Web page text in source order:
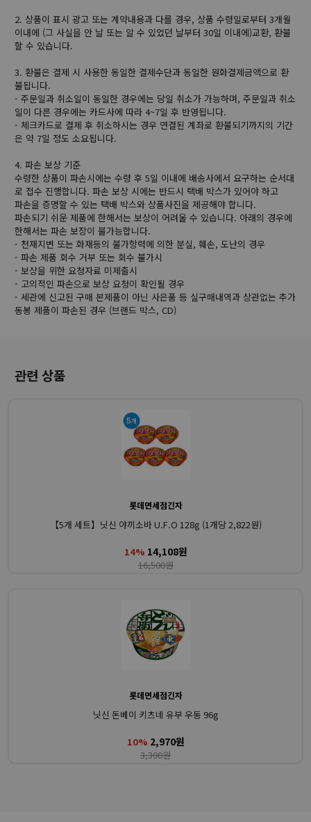
2. 상품이 표시 광고 또는 계약내용과 다를 경우, 상품 수령일로부터 3개월
이내에 (그 사실을 안 날 또는 알 수 있었던 날부터 30일 이내에)교환, 환불
할 수 있습니다.
3. 환불은 결제 시 사용한 동일한 결제수단과 동일한 원화결제금액으로 환
불됩니다.
- 주문일과 취소일이 동일한 경우에는 당일 취소가 가능하며, 주문일과 취소
일이 다른 경우에는 카드사에 따라 4~7일 후 반영됩니다.
- 체크카드로 결제 후 취소하시는 경우 연결된 계좌로 환불되기까지의 기간
은 약 7일 정도 소요됩니다.
4. 파손 보상 기준
수령한 상품이 파손시에는 수령 후 5일 이내에 배송사에서 요구하는 순서대
로 접수 진행합니다. 파손 보상 시에는 반드시 택배 박스가 있어야 하고
파손을 증명할 수 있는 택배 박스와 상품사진을 제공해야 합니다.
파손되기 쉬운 제품에 한해서는 보상이 어려울 수 있습니다. 아래의 경우에
한해서는 파손 보장이 불가능합니다.
- 천재지변 또는 화재등의 불가항력에 의한 분실, 훼손, 도난의 경우
- 파손 제품 회수 거부 또는 회수 불가시
- 보상을 위한 요청자료 미제출시
- 고의적인 파손으로 보상 요청이 확인될 경우
- 세관에 신고된 구매 본제품이 아닌 사은품 등 실구매내역과 상관없는 추가
동봉 제품이 파손된 경우 (브랜드 박스, CD)
관련 상품
롯데면세점긴자
【5개 세트】닛신 야끼소바 U.F.O 128g (1개당 2,822원)
14% 14,108원
16,500원
롯데면세점긴자
닛신 돈베이 키츠네 유부 우동 96g
10% 2,970원
3,300원